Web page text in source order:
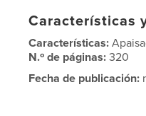
Características
Características:
N.º de páginas:320
Fecha de publicación: